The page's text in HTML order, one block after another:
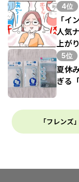
4位
「イ
人気
上が
5位
夏休
ぎる
「フレンズ